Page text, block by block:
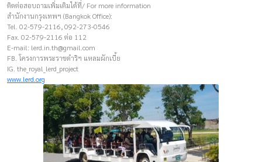
ติดต่อสอบถามเพิ่มเติมได้ที่/ For more information
สำนักงานกรุงเทพฯ (Bangkok Office):
Tel. 02-579-2116, 092-273-0546
Fax. 02-579-2116 ต่อ 112
E-mail: lerd.in.th@gmail.com
FB. โครงการพระราชดำริฯ แหลมผักเบี้ย
IG. the_royal_lerd_project
www.lerd.org